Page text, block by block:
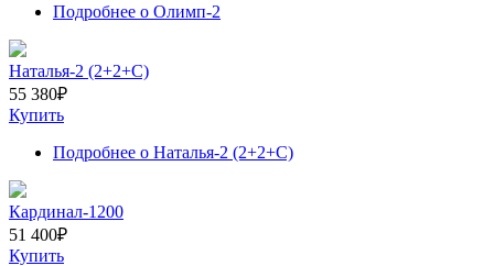
Подробнее о Олимп-2
Наталья-2 (2+2+С)
55 380₽
Купить
Подробнее о Наталья-2 (2+2+С)
Кардинал-1200
51 400₽
Купить